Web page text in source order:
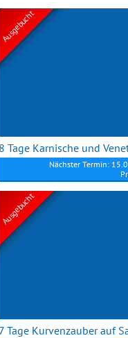
Ausgebucht
8 Tage Karnische und
Nächster Termin:
Ausgebucht
7 Tage Kurvenzauber auf